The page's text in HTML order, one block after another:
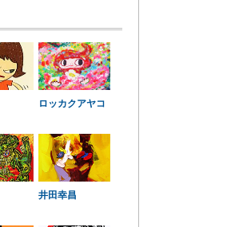
ロッカクアヤコ
井田幸昌